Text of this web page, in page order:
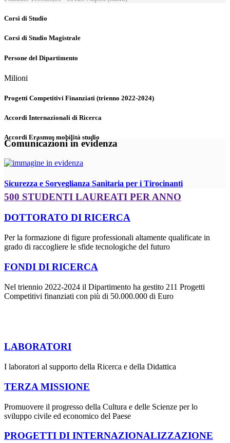
Corsi di Studio
Corsi di Studio Magistrale
Persone del Dipartimento
Milioni
Progetti Competitivi Finanziati (trienno 2022-2024)
Accordi Internazionali di Ricerca
Accordi Erasmus mobilità studio
Comunicazioni in evidenza
Sicurezza e Sorveglianza Sanitaria per i Tirocinanti
500 STUDENTI LAUREATI PER ANNO
DOTTORATO DI RICERCA
Per la formazione di figure professionali altamente qualificate in
grado di raccogliere le sfide tecnologiche del futuro
FONDI DI RICERCA
Nel triennio 2022-2024 il Dipartimento ha gestito 211 Progetti
Competitivi finanziati con più di 50.000.000 di Euro
LABORATORI
I laboratori al supporto della Ricerca e della Didattica
TERZA MISSIONE
Promuovere il progresso della Cultura e delle Scienze per lo
sviluppo civile ed economico del Paese
PROGETTI DI INTERNAZIONALIZZAZIONE